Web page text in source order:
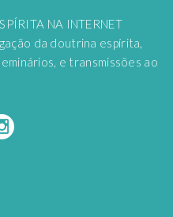
NA INTERNET
da doutrina espírita,
e transmissões ao